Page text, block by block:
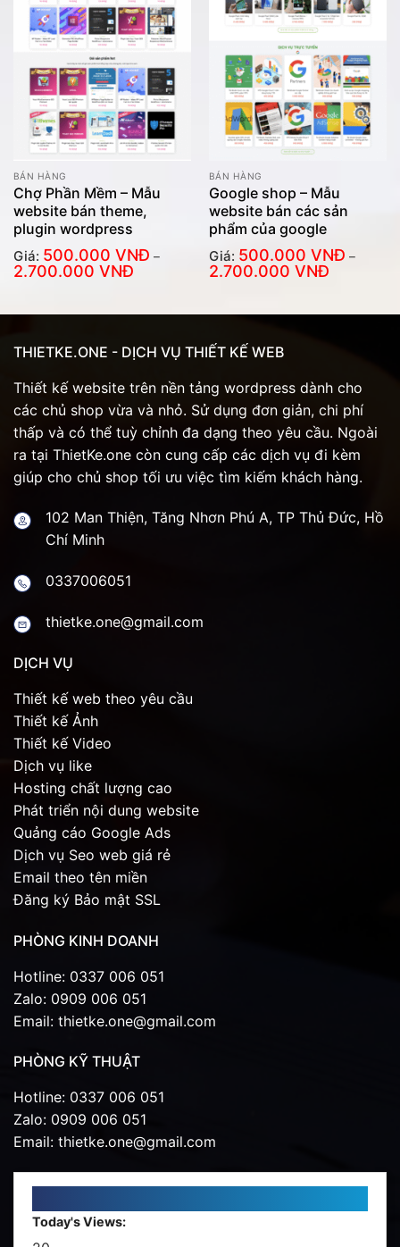
2.700.000
VNĐ
2.700.000
VNĐ
BÁN HÀNG
Chợ Phần Mềm – Mẫu
website bán theme,
plugin wordpress
Giá: 500.000 VNĐ –
2.700.000 VNĐKhoảng
VNĐ
VNĐ
BÁN HÀNG
Google shop – Mẫu
website bán các sản
phẩm của google
Giá: 500.000 VNĐ –
2.700.000 VNĐKhoảng
VNĐ
THIETKE.ONE - DỊCH VỤ THIẾT KẾ WEB
Thiết kế website trên nền tảng wordpress dành cho
các chủ shop vừa và nhỏ. Sử dụng đơn giản, chi phí
thấp và có thể tuỳ chỉnh đa dạng theo yêu cầu. Ngoài
ra tại ThietKe.one còn cung cấp các dịch vụ đi kèm
giúp cho chủ shop tối ưu việc tìm kiếm khách hàng.
102 Man Thiện, Tăng Nhơn Phú A, TP Thủ Đức, Hồ
Chí Minh
0337006051
thietke.one@gmail.com
DỊCH VỤ
Thiết kế web theo yêu cầu
Thiết kế Ảnh
Thiết kế Video
Dịch vụ like
Hosting chất lượng cao
Phát triển nội dung website
Quảng cáo Google Ads
Dịch vụ Seo web giá rẻ
Email theo tên miền
Đăng ký Bảo mật SSL
PHÒNG KINH DOANH
Hotline: 0337 006 051
Zalo: 0909 006 051
Email: thietke.one@gmail.com
PHÒNG KỸ THUẬT
Hotline: 0337 006 051
Zalo: 0909 006 051
Email: thietke.one@gmail.com
Today's Views: